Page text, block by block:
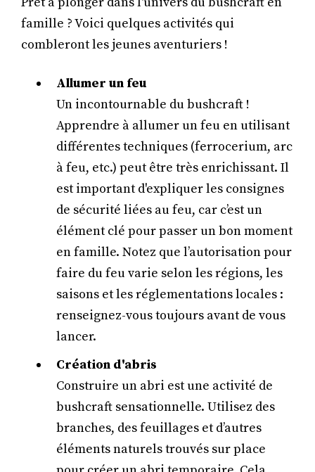
famille ? Voici quelques activités qui
combleront les jeunes aventuriers !
Allumer un feu
Un incontournable du bushcraft !
Apprendre à allumer un feu en utilisant
différentes techniques (ferrocerium, arc
à feu, etc.) peut être très enrichissant. Il
est important d'expliquer les consignes
de sécurité liées au feu, car c’est un
élément clé pour passer un bon moment
en famille. Notez que l’autorisation pour
faire du feu varie selon les régions, les
saisons et les réglementations locales :
renseignez-vous toujours avant de vous
lancer.
Création d'abris
Construire un abri est une activité de
bushcraft sensationnelle. Utilisez des
branches, des feuillages et d’autres
éléments naturels trouvés sur place